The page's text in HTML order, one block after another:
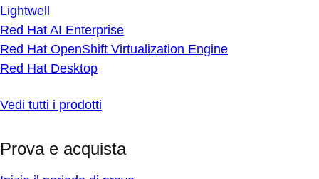
Lightwell
Red Hat AI Enterprise
Red Hat OpenShift Virtualization Engine
Red Hat Desktop
Vedi tutti i prodotti
Prova e acquista